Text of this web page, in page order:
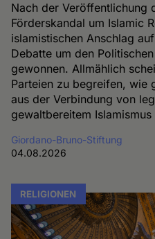
Nach der Veröffentlichung
Förderskandal um Islamic
islamistischen Anschlag
Debatte um den
gewonnen. Allmählich
Parteien zu begreifen, wie
aus der Verbindung von
gewaltbereitem
Giordano-Bruno-Stiftung
04.08.2026
RELIGIONEN